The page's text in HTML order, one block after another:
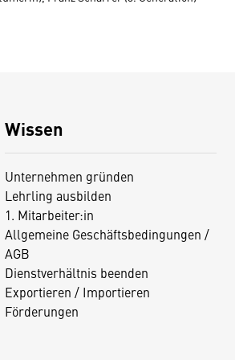
Wissen
Unternehmen gründen
Lehrling ausbilden
1. Mitarbeiter:in
Allgemeine Geschäftsbedingungen /
AGB
Dienstverhältnis beenden
Exportieren / Importieren
Förderungen